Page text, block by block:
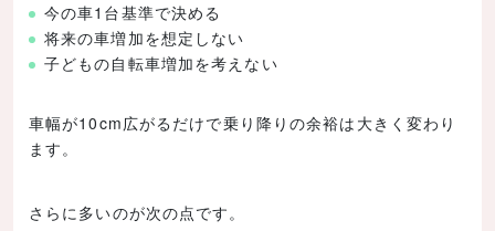
今の車1台基準で決める
将来の車増加を想定しない
子どもの自転車増加を考えない
車幅が10cm広がるだけで乗り降りの余裕は大きく変わり
ます。
さらに多いのが次の点です。